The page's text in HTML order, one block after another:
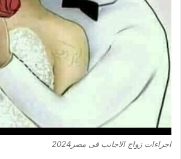
اجراءات زواج الاجانب فى مصر2024